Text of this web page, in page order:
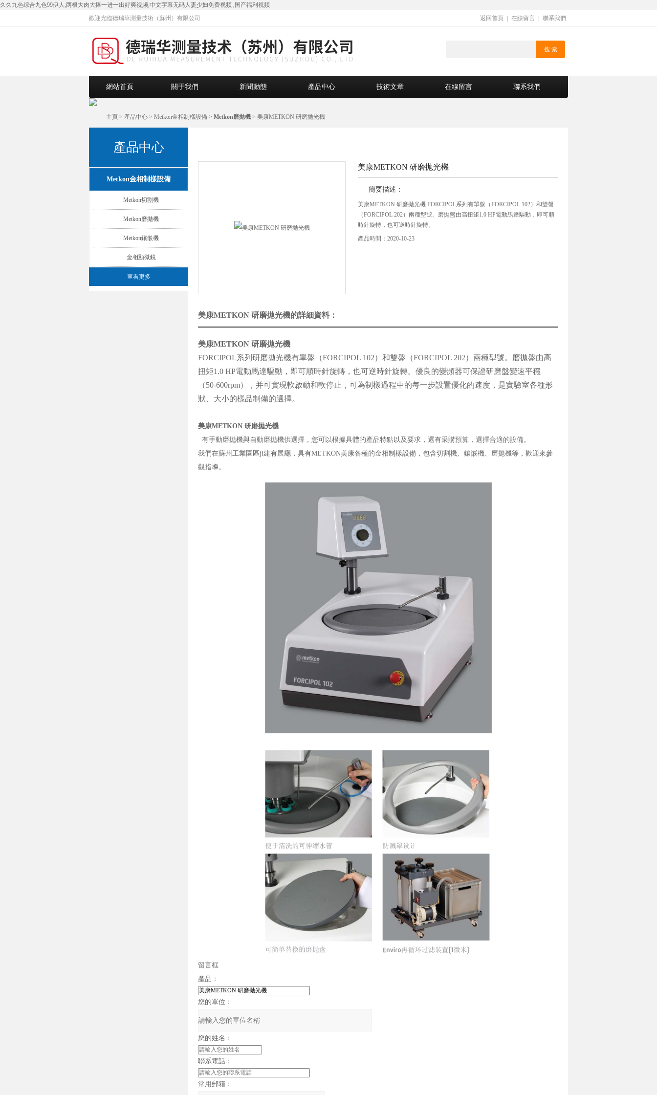
久久九色综合九色99伊人,两根大肉大捧一进一出好爽视频,中文字幕无码人妻少妇免费视频 ,国产福利视频
歡迎光臨德瑞華測量技術（蘇州）有限公司
返回首頁 在線留言 聯系我們
網站首頁 關于我們 新聞動態 產品中心 技術文章 在線留言 聯系我們
主頁 > 產品中心 > Metkon金相制樣設備 > Metkon磨拋機 > 美康METKON 研磨拋光機
產品中心
Metkon金相制樣設備
Metkon切割機
Metkon磨拋機
Metkon鑲嵌機
金相顯微鏡
查看更多
美康METKON 研磨拋光機
簡要描述：
美康METKON 研磨拋光機 FORCIPOL系列有單盤（FORCIPOL 102）和雙盤
（FORCIPOL 202）兩種型號。磨拋盤由高扭矩1.0 HP電動馬達驅動，即可順
時針旋轉，也可逆時針旋轉。
產品時間：2020-10-23
美康METKON 研磨拋光機的詳細資料：
美康METKON 研磨拋光機
FORCIPOL系列研磨拋光機有單盤（FORCIPOL 102）和雙盤（FORCIPOL 202）兩種型號。磨拋盤由高
扭矩1.0 HP電動馬達驅動，即可順時針旋轉，也可逆時針旋轉。優良的變頻器可保證研磨盤變速平穩
（50-600rpm），并可實現軟啟動和軟停止，可為制樣過程中的每一步設置優化的速度，是實驗室各種形
狀、大小的樣品制備的選擇。
美康METKON 研磨拋光機
有手動磨拋機與自動磨拋機供選擇，您可以根據具體的產品特點以及要求，還有采購預算，選擇合適的設備。
我們在蘇州工業園區ji建有展廳，具有METKON美康各種的金相制樣設備，包含切割機、鑲嵌機、磨拋機等，歡迎來參
觀指導。
留言框
產品：
您的單位：
您的姓名：
聯系電話：
常用郵箱：